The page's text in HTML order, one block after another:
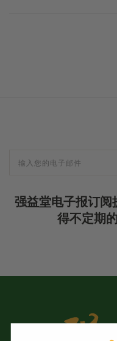
强益堂电子报订阅
得不定期